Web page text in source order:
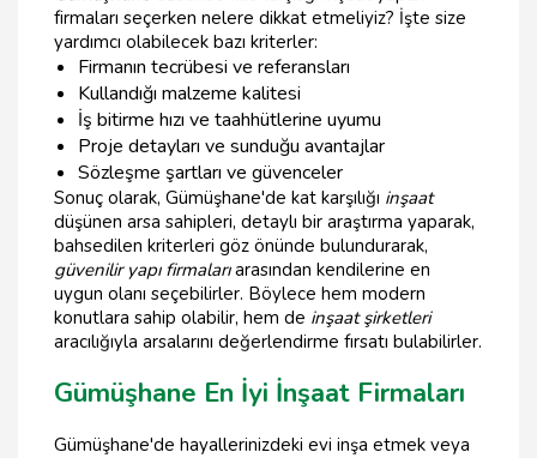
firmaları seçerken nelere dikkat etmeliyiz? İşte size
yardımcı olabilecek bazı kriterler:
Firmanın tecrübesi ve referansları
Kullandığı malzeme kalitesi
İş bitirme hızı ve taahhütlerine uyumu
Proje detayları ve sunduğu avantajlar
Sözleşme şartları ve güvenceler
Sonuç olarak, Gümüşhane'de kat karşılığı inşaat
düşünen arsa sahipleri, detaylı bir araştırma yaparak,
bahsedilen kriterleri göz önünde bulundurarak,
güvenilir yapı firmalarıarasından kendilerine en
uygun olanı seçebilirler. Böylece hem modern
konutlara sahip olabilir, hem de inşaat şirketleri
aracılığıyla arsalarını değerlendirme fırsatı bulabilirler.
Gümüşhane En İyi İnşaat Firmaları
Gümüşhane'de hayallerinizdeki evi inşa etmek veya